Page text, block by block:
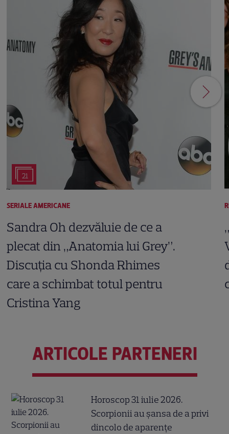
21
SERIALE AMERICANE
Sandra Oh dezvăluie de ce a
plecat din „Anatomia lui Grey”.
Discuția cu Shonda Rhimes
care a schimbat totul pentru
Cristina Yang
ARTICOLE PARTENERI
Horoscop 31 iulie 2026.
Scorpionii au șansa de a privi
dincolo de aparențe